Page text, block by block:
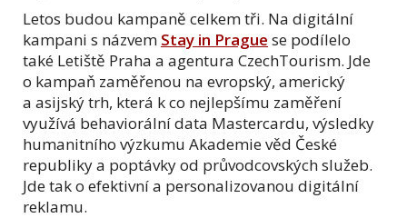
Letos budou kampaně celkem tři. Na digitální
kampani s názvem Stay in Prague se podílelo
také Letiště Praha a agentura CzechTourism. Jde
o kampaň zaměřenou na evropský, americký
a asijský trh, která k co nejlepšímu zaměření
využívá behaviorální data Mastercardu, výsledky
humanitního výzkumu Akademie věd České
republiky a poptávky od průvodcovských služeb.
Jde tak o efektivní a personalizovanou digitální
reklamu.